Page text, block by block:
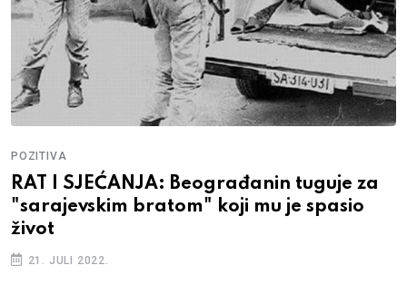
POZITIVA
RAT I SJEĆANJA: Beograđanin tuguje za
"sarajevskim bratom" koji mu je spasio
život
21. JULI 2022.